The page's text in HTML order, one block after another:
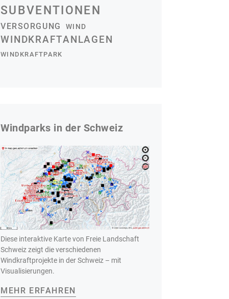
SUBVENTIONEN
VERSORGUNG WIND
WINDKRAFTANLAGEN
WINDKRAFTPARK
Windparks in der Schweiz
Diese interaktive Karte von Freie Landschaft
Schweiz zeigt die verschiedenen
Windkraftprojekte in der Schweiz – mit
Visualisierungen.
MEHR ERFAHREN